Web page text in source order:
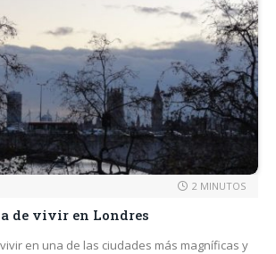
2 MINUTOS
de vivir en Londres
en una de las ciudades más magníficas y